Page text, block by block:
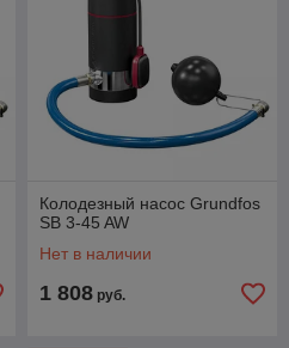
Колодезный насос Grundfos
SB 3-45 AW
Нет в наличии
1 808 руб.